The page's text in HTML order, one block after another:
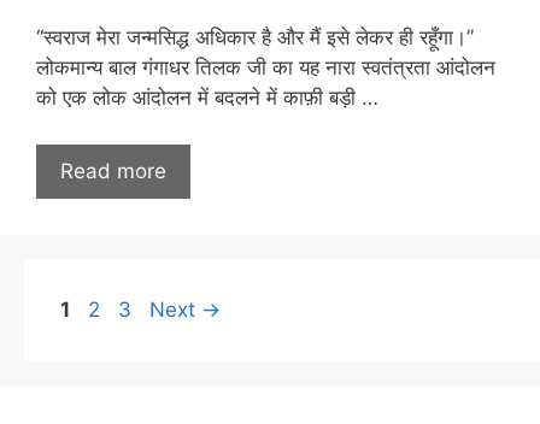
“स्वराज मेरा जन्मसिद्ध अधिकार है और मैं इसे लेकर ही रहूँगा।”
लोकमान्य बाल गंगाधर तिलक जी का यह नारा स्वतंत्रता आंदोलन
को एक लोक आंदोलन में बदलने में काफ़ी बड़ी …
Read more
Page
1 Page
2 Page
3 Next →